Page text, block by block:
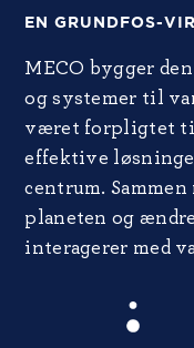
EN GRUNDFOS-
MECO bygger
og systemer til
været forpligtet
effektive
centrum.
planeten og
interagerer med